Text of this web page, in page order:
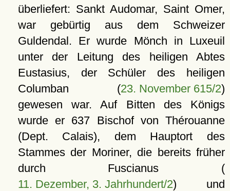
überliefert: Sankt Audomar, Saint Omer,
war gebürtig aus dem Schweizer
Guldendal. Er wurde Mönch in Luxeuil
unter der Leitung des heiligen Abtes
Eustasius, der Schüler des heiligen
Columban (23. November 615/2)
gewesen war. Auf Bitten des Königs
wurde er 637 Bischof von Thérouanne
(Dept. Calais), dem Hauptort des
Stammes der Moriner, die bereits früher
durch Fuscianus (
11. Dezember, 3. Jahrhundert/2) und